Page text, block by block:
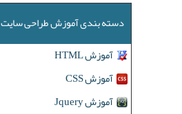
دسته بندی آموزش طراحی سایت
آموزش HTML
آموزش CSS
آموزش Jquery